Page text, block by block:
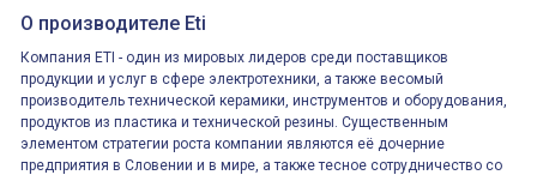
О производителе Eti
Компания ETI - один из мировых лидеров среди поставщиков
продукции и услуг в сфере электротехники, а также весомый
производитель технической керамики, инструментов и оборудования,
продуктов из пластика и технической резины. Существенным
элементом стратегии роста компании являются её дочерние
предприятия в Словении и в мире, а также тесное сотрудничество со